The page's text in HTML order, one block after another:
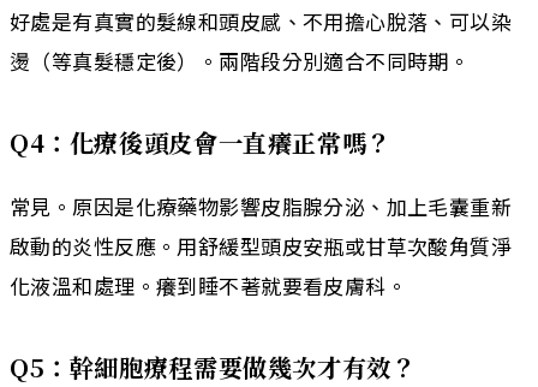
好處是有真實的髮線和頭皮感、不用擔心脫落、可以染
燙（等真髮穩定後）。兩階段分別適合不同時期。
Q4：化療後頭皮會一直癢正常嗎？
常見。原因是化療藥物影響皮脂腺分泌、加上毛囊重新
啟動的炎性反應。用舒緩型頭皮安瓶或甘草次酸角質淨
化液溫和處理。癢到睡不著就要看皮膚科。
Q5：幹細胞療程需要做幾次才有效？